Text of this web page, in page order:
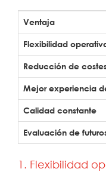
Ventaja
Flexibilidad
Reducción de
Mejor experiencia
Calidad constante
Evaluación de
1. Flexibilidad